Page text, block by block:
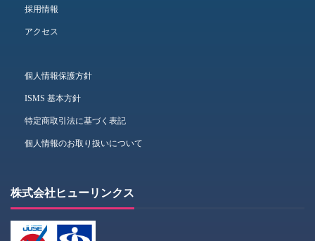
採用情報
アクセス
個人情報保護方針
ISMS 基本方針
特定商取引法に基づく表記
個人情報のお取り扱いについて
株式会社ヒューリンクス